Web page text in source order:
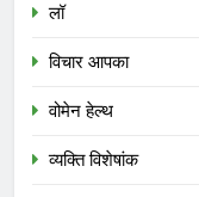
लॉ
विचार आपका
वोमेन हेल्थ
व्यक्ति विशेषांक